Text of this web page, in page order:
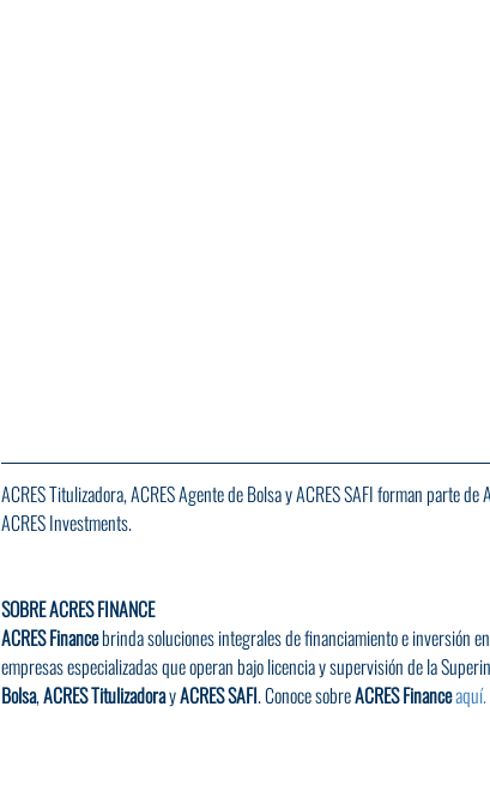
ACRES Titulizadora, ACRES Agente de Bolsa y ACRES SAFI forman parte
ACRES Investments.
SOBRE ACRES FINANCE
ACRES Finance brinda soluciones integrales de financiamiento e inversión
empresas especializadas que operan bajo licencia y supervisión de la
Bolsa, ACRES Titulizadora y ACRES SAFI. Conoce sobre ACRES Financeaquí.